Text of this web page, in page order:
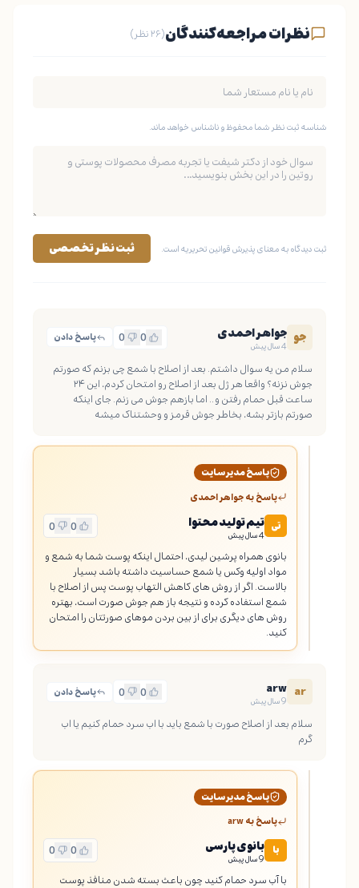
نظرات مراجعه‌کنندگان(۲۶ نظر)
شناسه ثبت نظر شما محفوظ و ناشناس خواهد ماند.
ثبت دیدگاه به معنای پذیرش قوانین تحریریه است. ثبت نظر تخصصی
جو جواهر احمدی
4 سال پیش
0
0 پاسخ دادن
صورتم بازتر بشه، بخاطر جوش قرمز و وحشتناک میشه
پاسخ مدیر سایت
پاسخ به جواهر احمدی
تی تیم تولید محتوا
4 سال پیش
0
0
کنید.
ar
arw
9 سال پیش
0
0 پاسخ دادن
گرم
پاسخ مدیر سایت
پاسخ به arw
با بانوی پارسی
9 سال پیش
0
0